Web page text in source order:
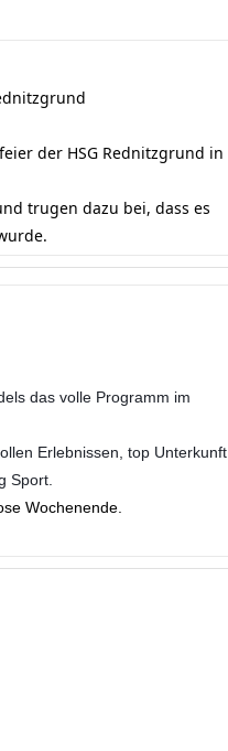
der HSG Rednitzgrund in
trugen dazu bei, dass es
das volle Programm im
Erlebnissen, top Unterkunft,
Sport.
Wochenende.